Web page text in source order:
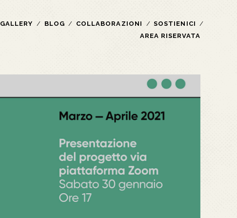
GALLERY BLOG COLLABORAZIONI
SOSTIENICI
AREA RISERVATA